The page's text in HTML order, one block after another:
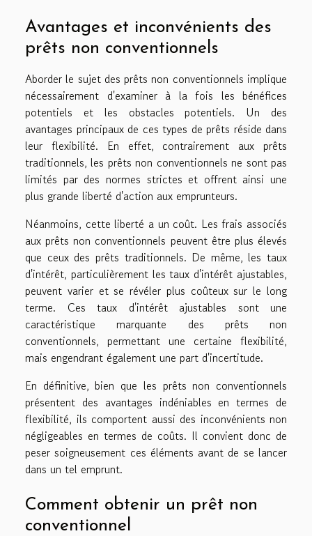
Avantages et inconvénients des
prêts non conventionnels
Aborder le sujet des prêts non conventionnels implique
nécessairement d'examiner à la fois les bénéfices
potentiels et les obstacles potentiels. Un des
avantages principaux de ces types de prêts réside dans
leur flexibilité. En effet, contrairement aux prêts
traditionnels, les prêts non conventionnels ne sont pas
limités par des normes strictes et offrent ainsi une
plus grande liberté d'action aux emprunteurs.
Néanmoins, cette liberté a un coût. Les frais associés
aux prêts non conventionnels peuvent être plus élevés
que ceux des prêts traditionnels. De même, les taux
d'intérêt, particulièrement les taux d'intérêt ajustables,
peuvent varier et se révéler plus coûteux sur le long
terme. Ces taux d'intérêt ajustables sont une
caractéristique marquante des prêts non
conventionnels, permettant une certaine flexibilité,
mais engendrant également une part d'incertitude.
En définitive, bien que les prêts non conventionnels
présentent des avantages indéniables en termes de
flexibilité, ils comportent aussi des inconvénients non
négligeables en termes de coûts. Il convient donc de
peser soigneusement ces éléments avant de se lancer
dans un tel emprunt.
Comment obtenir un prêt non
conventionnel